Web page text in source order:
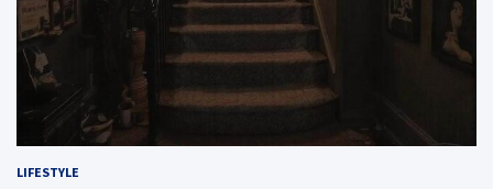
LIFESTYLE